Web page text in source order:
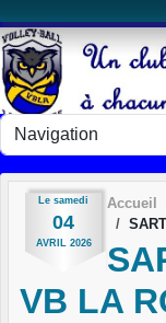
Le samedi
04
AVRIL 2026
Accueil
VB LA